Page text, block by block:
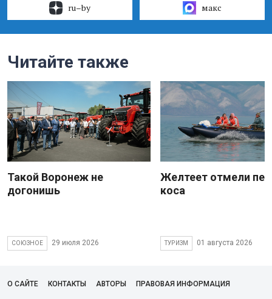
ru–by макс
Читайте также
Такой Воронеж не
догонишь
СОЮЗНОЕ 29 июля 2026
Желтеет отмели
коса
ТУРИЗМ 01 августа 2026
О САЙТЕ КОНТАКТЫ АВТОРЫ ПРАВОВАЯ ИНФОРМАЦИЯ